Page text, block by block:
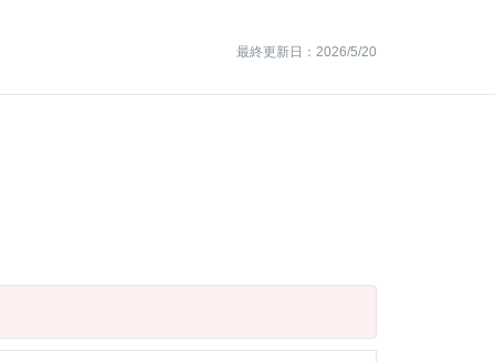
最終更新日：2026/5/20